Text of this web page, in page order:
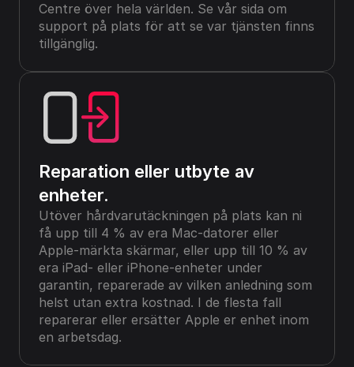
Centre över hela världen. Se vår sida om
support på plats för att se var tjänsten finns
tillgänglig.
Reparation eller utbyte av
enheter.
Utöver hårdvarutäckningen på plats kan ni
få upp till 4 % av era Mac-datorer eller
Apple-märkta skärmar, eller upp till 10 % av
era iPad- eller iPhone-enheter under
garantin, reparerade av vilken anledning som
helst utan extra kostnad. I de flesta fall
reparerar eller ersätter Apple er enhet inom
en arbetsdag.